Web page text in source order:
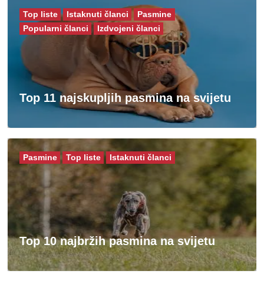
Top 11 najskupljih pasmina na svijetu
Top liste Istaknuti članci
Pasmine
Popularni članci
Izdvojeni članci
Top 10 najbržih pasmina na svijetu
Pasmine Top liste Istaknuti članci